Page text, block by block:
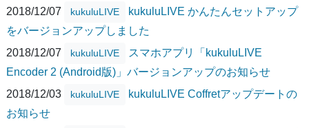
2018/12/07 kukuluLIVE
kukuluLIVE かんたんセットアップ
をバージョンアップしました
2018/12/07
kukuluLIVE
スマホアプリ「kukuluLIVE
Encoder 2 (Android版)」バージョンアップのお知らせ
2018/12/03
kukuluLIVE
kukuluLIVE Coffretアップデートの
お知らせ